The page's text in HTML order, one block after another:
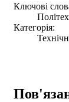
Ключові
Категорія: